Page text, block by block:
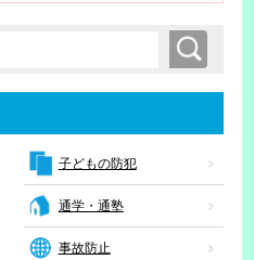
検索
子どもの防犯
通学・通塾
事故防止